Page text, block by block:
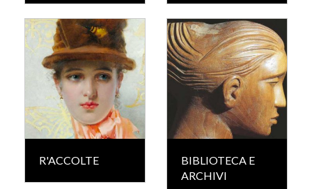
R'ACCOLTE
BIBLIOTECA E
ARCHIVI